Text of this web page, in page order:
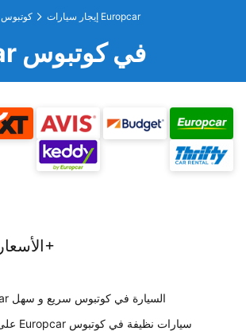
كوتبوس إيجار سيارات Europcar
Europcar في كوتبوس
الأسعار10+
تسليم Europcar السيارة في كوتبوس سريع و سهل
على حسب العملاء Europcar سيارات نظيفة في كوتبوس